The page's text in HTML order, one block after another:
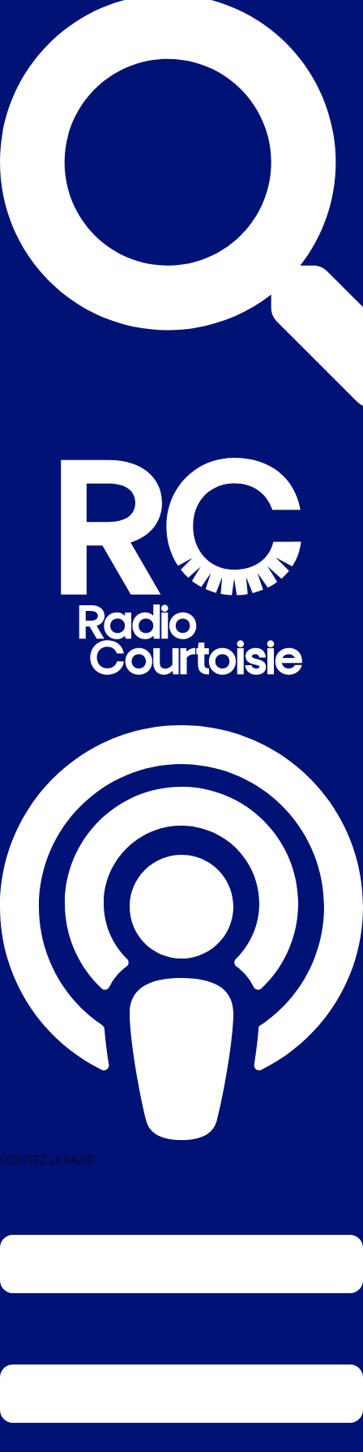
ÉCOUTEZ LA RADIO